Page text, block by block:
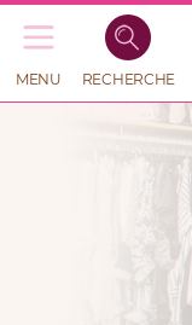
Recherche
de
MENU RECHERCHE